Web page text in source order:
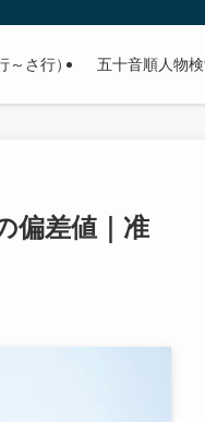
ツ選手などの有名人の学歴や
～さ行） 五十音順人物
偏差値｜准